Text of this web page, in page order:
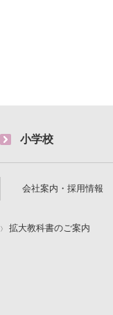
小学校
会社案内・採用情報
拡大教科書のご案内